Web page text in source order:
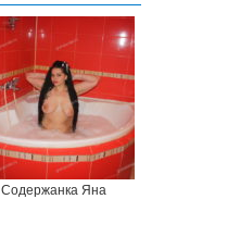
Содержанка Яна